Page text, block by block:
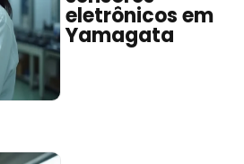
eletrônicos em
Yamagata